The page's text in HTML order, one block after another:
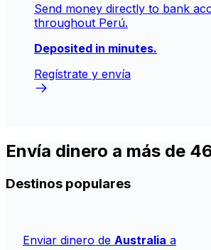
Send money directly to bank
throughout Perú.
Deposited in minutes.
Regístrate y envía
Envía dinero a más de
Destinos populares
Enviar dinero de Australia a